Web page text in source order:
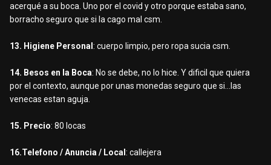
acerqué a su boca. Uno por el covid y otro porque estaba sano,
borracho seguro que si la cago mal csm.
13. Higiene Personal : cuerpo limpio, pero ropa sucia csm.
14. Besos en la Boca: No se debe, no lo hice. Y dificil que quiera
por el contexto, aunque por unas monedas seguro que si...las
venecas estan aguja.
15. Precio: 80 locas
16.Telefono / Anuncia / Local : callejera